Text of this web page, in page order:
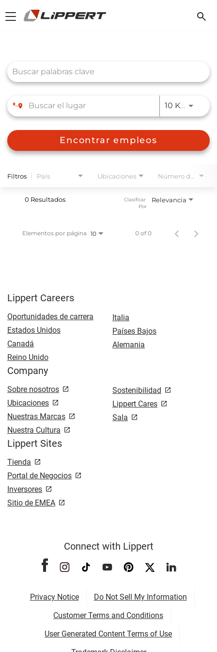
Toggle
navigation
10 KM
Encontrar empleos
Filtros País Ubicaciones
0 Resultados Relevancia
Clasificar
Por
Elementos por página 10 0 of 0
Lippert Careers
Oportunidades de carrera
Estados Unidos
Canadá
Reino Unido
Italia
Países Bajos
Alemania
Company
Sobre nosotros
Ubicaciones
Nuestras Marcas
Nuestra Cultura
Sostenibilidad
Lippert Cares
Sala
Lippert Sites
Tienda
Portal de Negocios
Inversores
Sitio de EMEA
Connect with Lippert
Privacy Notice
Do Not Sell My Information
Customer Terms and Conditions
User Generated Content Terms of Use